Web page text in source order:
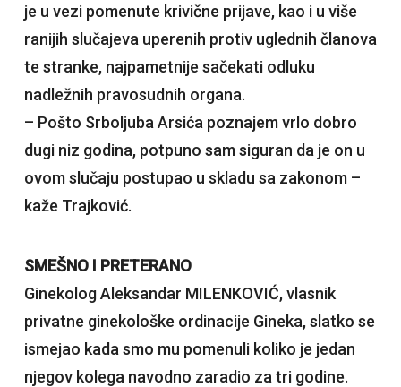
je u vezi pomenute krivične prijave, kao i u više
ranijih slučajeva uperenih protiv uglednih članova
te stranke, najpametnije sačekati odluku
nadležnih pravosudnih organa.
– Pošto Srboljuba Arsića poznajem vrlo dobro
dugi niz godina, potpuno sam siguran da je on u
ovom slučaju postupao u skladu sa zakonom –
kaže Trajković.
SMEŠNO I PRETERANO
Ginekolog Aleksandar MILENKOVIĆ, vlasnik
privatne ginekološke ordinacije Gineka, slatko se
ismejao kada smo mu pomenuli koliko je jedan
njegov kolega navodno zaradio za tri godine.